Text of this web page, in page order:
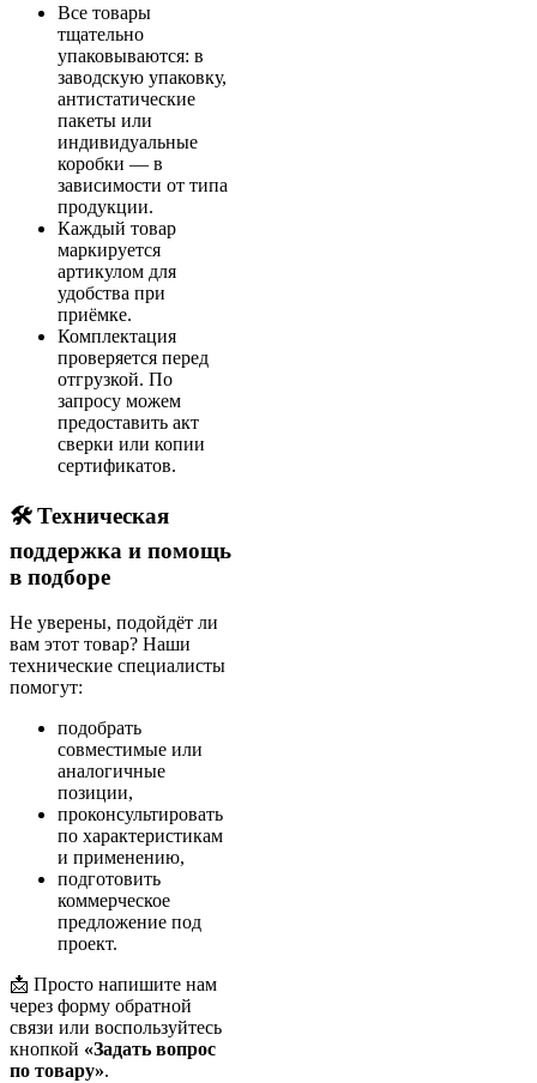
Все товары
тщательно
упаковываются: в
заводскую упаковку,
антистатические
пакеты или
индивидуальные
коробки — в
зависимости от типа
продукции.
Каждый товар
маркируется
артикулом для
удобства при
приёмке.
Комплектация
проверяется перед
отгрузкой. По
запросу можем
предоставить акт
сверки или копии
сертификатов.
🛠 Техническая
поддержка и помощь
в подборе
Не уверены, подойдёт ли
вам этот товар? Наши
технические специалисты
помогут:
подобрать
совместимые или
аналогичные
позиции,
проконсультировать
по характеристикам
и применению,
подготовить
коммерческое
предложение под
проект.
📩 Просто напишите нам
через форму обратной
связи или воспользуйтесь
кнопкой «Задать вопрос
по товару».